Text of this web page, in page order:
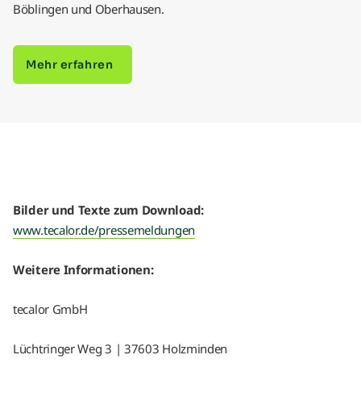
Böblingen und Oberhausen.
Mehr erfahren
Bilder und Texte zum Download:
www.tecalor.de/pressemeldungen
Weitere Informationen:
tecalor GmbH
Lüchtringer Weg 3 | 37603 Holzminden